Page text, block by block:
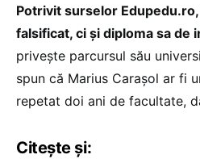
Potrivit surselor
falsificat, ci și diploma sa de
privește parcursul său
spun că Marius Carașol ar fi
repetat doi ani de facultate,
Citește și: